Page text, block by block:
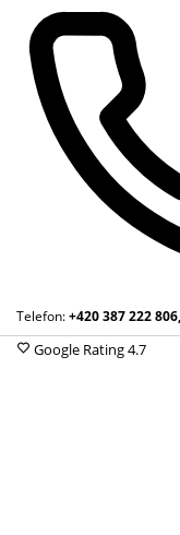
Telefon:+420 387 222
Google Rating4.7